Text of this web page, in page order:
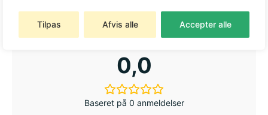
Tilpas Afvis alle Accepter alle
0,0
Baseret på 0 anmeldelser